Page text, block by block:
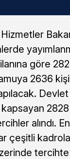
göre
2636
2828
alındı.
çeşitli